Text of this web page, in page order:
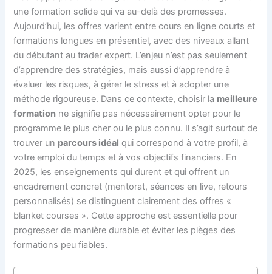
une formation solide qui va au-delà des promesses.
Aujourd’hui, les offres varient entre cours en ligne courts et
formations longues en présentiel, avec des niveaux allant
du débutant au trader expert. L’enjeu n’est pas seulement
d’apprendre des stratégies, mais aussi d’apprendre à
évaluer les risques, à gérer le stress et à adopter une
méthode rigoureuse. Dans ce contexte, choisir la meilleure
formation ne signifie pas nécessairement opter pour le
programme le plus cher ou le plus connu. Il s’agit surtout de
trouver un parcours idéal qui correspond à votre profil, à
votre emploi du temps et à vos objectifs financiers. En
2025, les enseignements qui durent et qui offrent un
encadrement concret (mentorat, séances en live, retours
personnalisés) se distinguent clairement des offres «
blanket courses ». Cette approche est essentielle pour
progresser de manière durable et éviter les pièges des
formations peu fiables.